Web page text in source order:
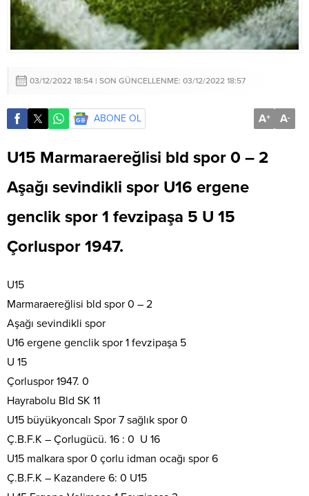
03/12/2022 18:54 | SON GÜNCELLENME: 03/12/2022 18:57
ABONE OL A+ A-
U15 Marmaraereğlisi bld spor 0 – 2
Aşağı sevindikli spor U16 ergene
genclik spor 1 fevzipaşa 5 U 15
Çorluspor 1947.
U15
Marmaraereğlisi bld spor 0 – 2
Aşağı sevindikli spor
U16 ergene genclik spor 1 fevzipaşa 5
U 15
Çorluspor 1947. 0
Hayrabolu Bld SK 11
U15 büyükyoncalı Spor 7 sağlık spor 0
Ç.B.F.K – Çorlugücü. 16 : 0 U 16
U15 malkara spor 0 çorlu idman ocağı spor 6
Ç.B.F.K – Kazandere 6: 0 U15